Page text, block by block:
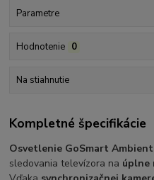
Parametre
Hodnotenie 0
Na stiahnutie
Kompletné špecifikácie
Osvetlenie GoSmart
sledovania televízora na úplne